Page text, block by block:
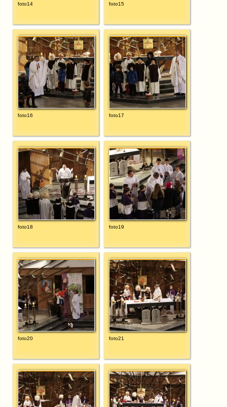
foto14 foto15
foto16 foto17
foto18 foto19
foto20 foto21